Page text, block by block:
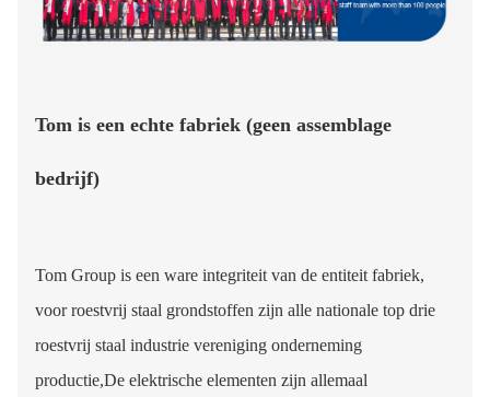
Tom is een echte fabriek (geen assemblage
bedrijf)
Tom Group is een ware integriteit van de entiteit fabriek,
voor roestvrij staal grondstoffen zijn alle nationale top drie
roestvrij staal industrie vereniging onderneming
productie,De elektrische elementen zijn allemaal